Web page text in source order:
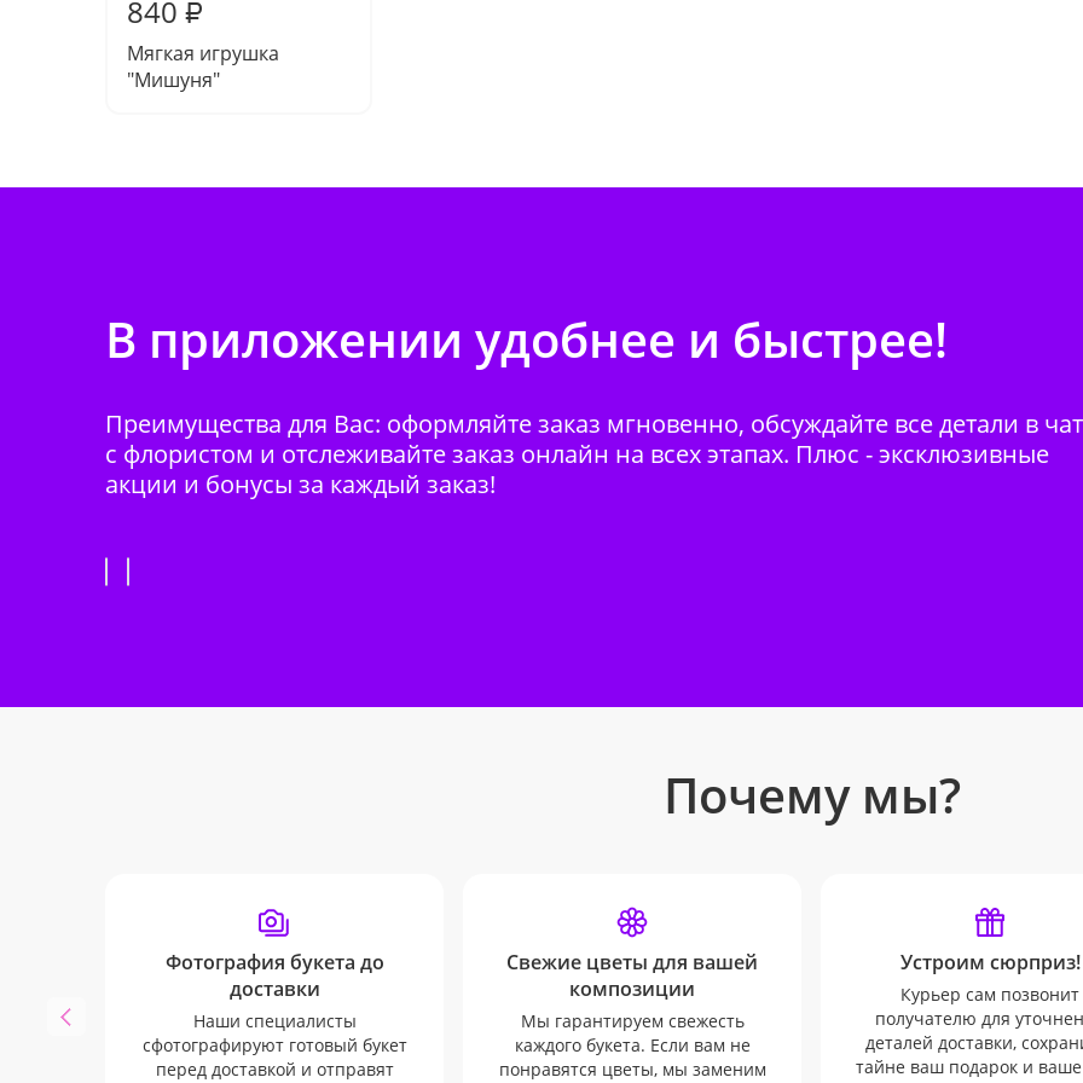
840 ₽
Мягкая игрушка
"Мишуня"
В приложении удобнее и быстрее!
Преимущества для Вас: оформляйте заказ мгновенно, обсуждайте все детали в
с флористом и отслеживайте заказ онлайн на всех этапах. Плюс - эксклюзивные
акции и бонусы за каждый заказ!
Почему мы?
Фотография букета до
доставки
Наши специалисты
сфотографируют готовый букет
перед доставкой и отправят
Свежие цветы для вашей
композиции
Мы гарантируем свежесть
каждого букета. Если вам не
понравятся цветы, мы заменим
Устроим сюрприз!
Курьер сам позвонит
получателю для
деталей доставки,
тайне ваш подарок и